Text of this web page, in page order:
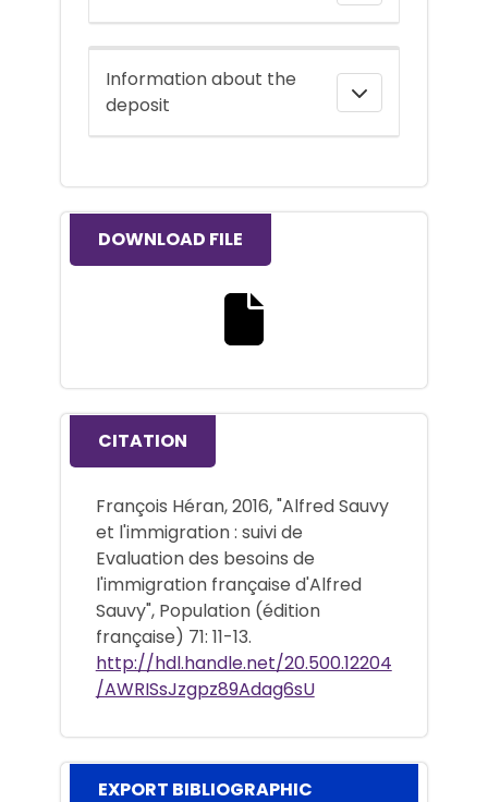
Information about the
deposit
DOWNLOAD FILE
CITATION
François Héran, 2016, "Alfred Sauvy
et l'immigration : suivi de
Evaluation des besoins de
l'immigration française d'Alfred
Sauvy", Population (édition
française) 71: 11-13.
http://hdl.handle.net/20.500.12204
/AWRISsJzgpz89Adag6sU
EXPORT BIBLIOGRAPHIC